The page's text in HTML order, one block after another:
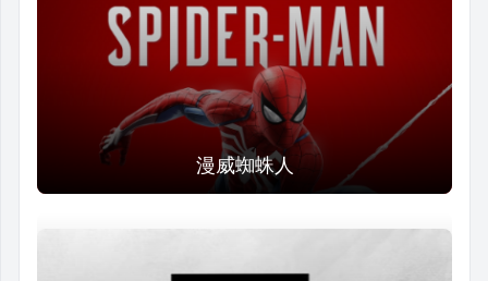
漫威蜘蛛人